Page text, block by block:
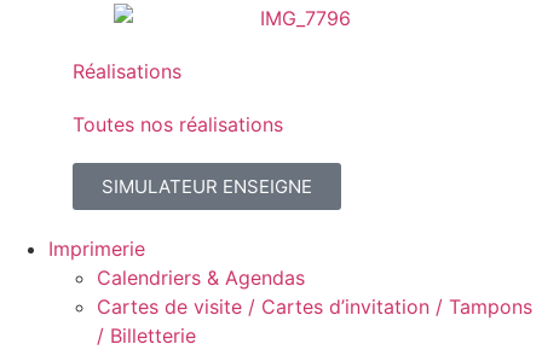
Réalisations
Toutes nos réalisations
SIMULATEUR ENSEIGNE
Imprimerie
Calendriers & Agendas
Cartes de visite / Cartes d’invitation / Tampons
/ Billetterie